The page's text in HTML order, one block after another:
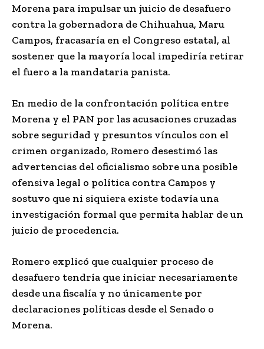
Morena para impulsar un juicio de desafuero
contra la gobernadora de Chihuahua, Maru
Campos, fracasaría en el Congreso estatal, al
sostener que la mayoría local impediría retirar
el fuero a la mandataria panista.
En medio de la confrontación política entre
Morena y el PAN por las acusaciones cruzadas
sobre seguridad y presuntos vínculos con el
crimen organizado, Romero desestimó las
advertencias del oficialismo sobre una posible
ofensiva legal o política contra Campos y
sostuvo que ni siquiera existe todavía una
investigación formal que permita hablar de un
juicio de procedencia.
Romero explicó que cualquier proceso de
desafuero tendría que iniciar necesariamente
desde una fiscalía y no únicamente por
declaraciones políticas desde el Senado o
Morena.